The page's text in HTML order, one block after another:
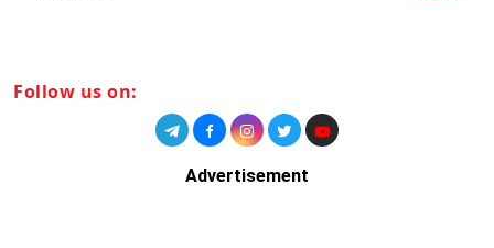
Follow us on:
Advertisement